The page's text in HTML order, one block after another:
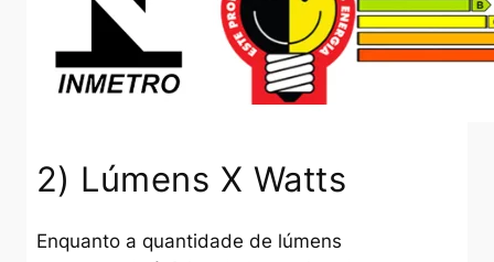
2) Lúmens X Watts
Enquanto a quantidade de lúmens